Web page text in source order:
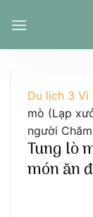
đến
Du lịch 3 Vì
mò (Lạp
người Chăm
Tung lò
món ăn